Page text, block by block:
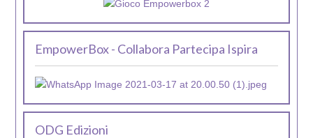
EmpowerBox - Collabora Partecipa Ispira
ODG Edizioni